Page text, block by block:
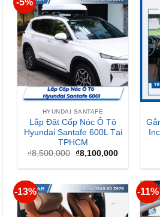
-5%
HYUNDAI SANTAFE
Lắp Đặt Cốp Nóc Ô Tô
Hyundai Santafe 600L Tại
TPHCM
₫8,500,000 Giá
là:
₫8,100,000Giá
tại
-13% -11%